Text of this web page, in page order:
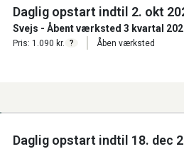
Daglig opstart indtil 2. okt
Svejs - Åbent værksted 3 kvartal
Pris: 1.090 kr. ? Åben værksted
Daglig opstart indtil 18. dec